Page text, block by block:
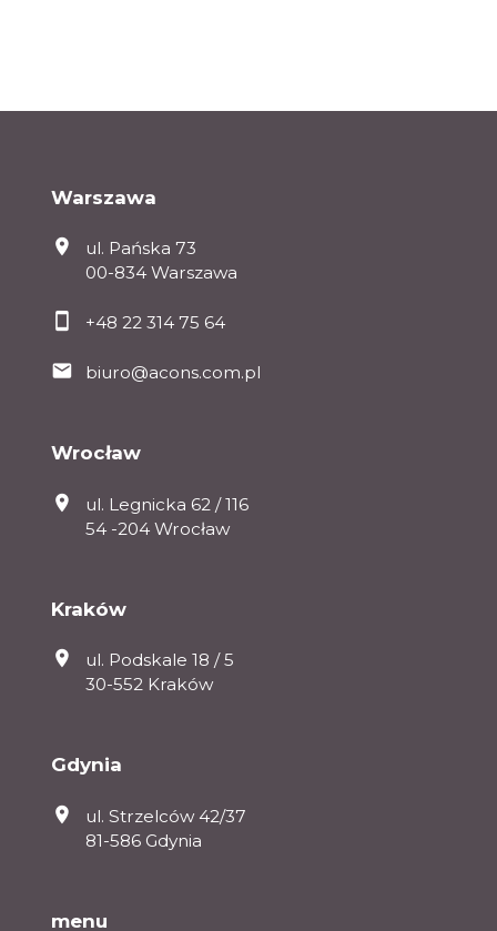
Warszawa
ul. Pańska 73
00-834 Warszawa
+48 22 314 75 64
biuro@acons.com.pl
Wrocław
ul. Legnicka 62 / 116
54 -204 Wrocław
Kraków
ul. Podskale 18 / 5
30-552 Kraków
Gdynia
ul. Strzelców 42/37
81-586 Gdynia
menu